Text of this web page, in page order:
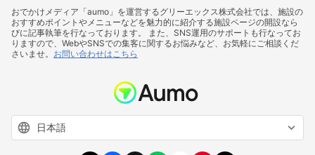
おでかけメディア「aumo」を運営するグリーエックス株式会社では、施設の
おすすめポイントやメニューなどを魅力的に紹介する施設ページの開設なら
びに記事執筆を行なっております。 また、SNS運用のサポートも行なってお
りますので、WebやSNSでの集客に関するお悩みなど、お気軽にご相談くだ
さいませ。 お問い合わせはこちら